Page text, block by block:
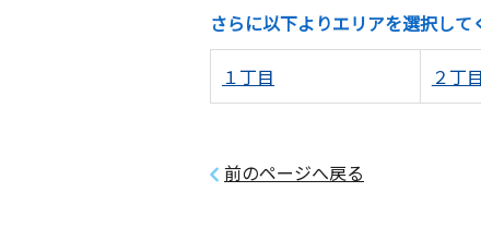
さらに以下よりエリアを選択して
１丁目 ２丁目
前のページへ戻る